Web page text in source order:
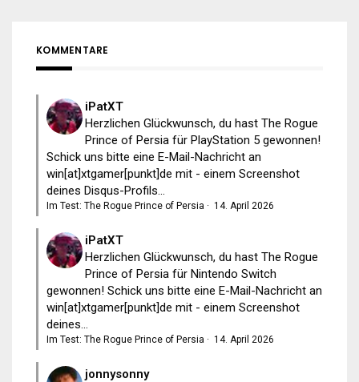
KOMMENTARE
iPatXT
Herzlichen Glückwunsch, du hast The Rogue
Prince of Persia für PlayStation 5 gewonnen!
Schick uns bitte eine E-Mail-Nachricht an
win[at]xtgamer[punkt]de mit - einem Screenshot
deines Disqus-Profils...
Im Test: The Rogue Prince of Persia · 14. April 2026
iPatXT
Herzlichen Glückwunsch, du hast The Rogue
Prince of Persia für Nintendo Switch
gewonnen! Schick uns bitte eine E-Mail-Nachricht an
win[at]xtgamer[punkt]de mit - einem Screenshot
deines...
Im Test: The Rogue Prince of Persia · 14. April 2026
jonnysonny